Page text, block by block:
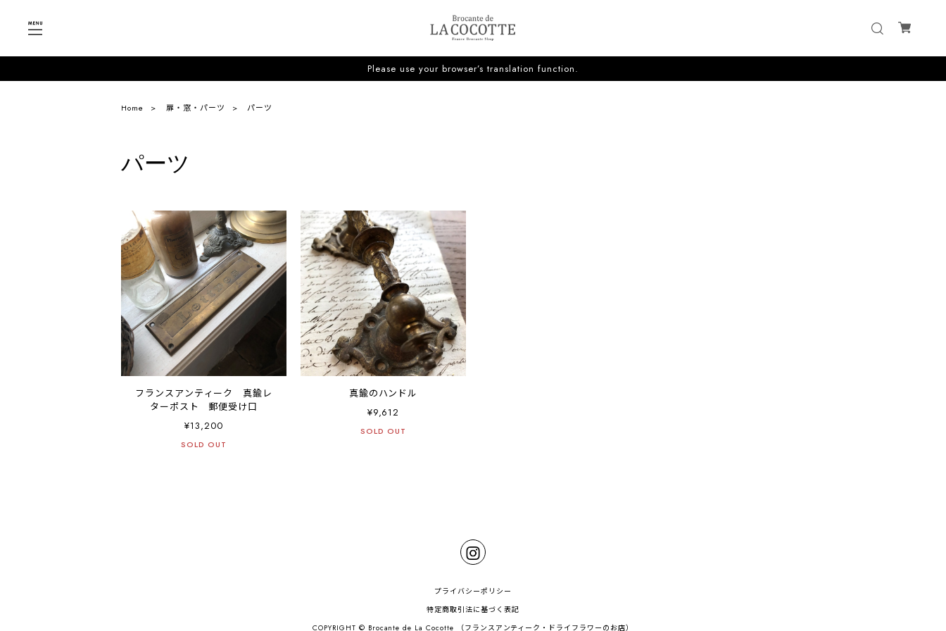
Please use your browser’s translation function.
Home 扉・窓・パーツ パーツ
パーツ
フランスアンティーク 真鍮レ
ターポスト 郵便受け口
¥13,200
SOLD OUT
真鍮のハンドル
¥9,612
SOLD OUT
プライバシーポリシー
特定商取引法に基づく表記
COPYRIGHT © Brocante de La Cocotte （フランスアンティーク・ドライフラワーのお店）